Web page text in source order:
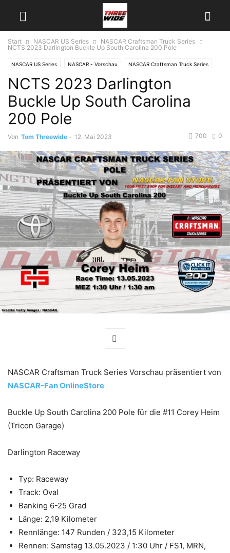
Start NASCAR US Series
NASCAR Craftsman Truck Series
NCTS 2023 Darlington Buckle Up South Carolina 200 Pole
NASCAR US Series NASCAR - Vorschau NASCAR Craftsman Truck Series
NCTS 2023 Darlington
Buckle Up South Carolina
200 Pole
Von Tom Threewide - 12. Mai 2023 0
700
NASCAR Craftsman Truck Series Vorschau präsentiert von
NASCAR-Fan OnlineStore
Buckle Up South Carolina 200 Pole für die #11 Corey Heim
(Tricon Garage)
Darlington Raceway
Typ: Raceway
Track: Oval
Banking 6-25 Grad
Länge: 2,19 Kilometer
Rennlänge: 147 Runden / 323,15 Kilometer
Rennen: Samstag 13.05.2023 / 1:30 Uhr / FS1, MRN,